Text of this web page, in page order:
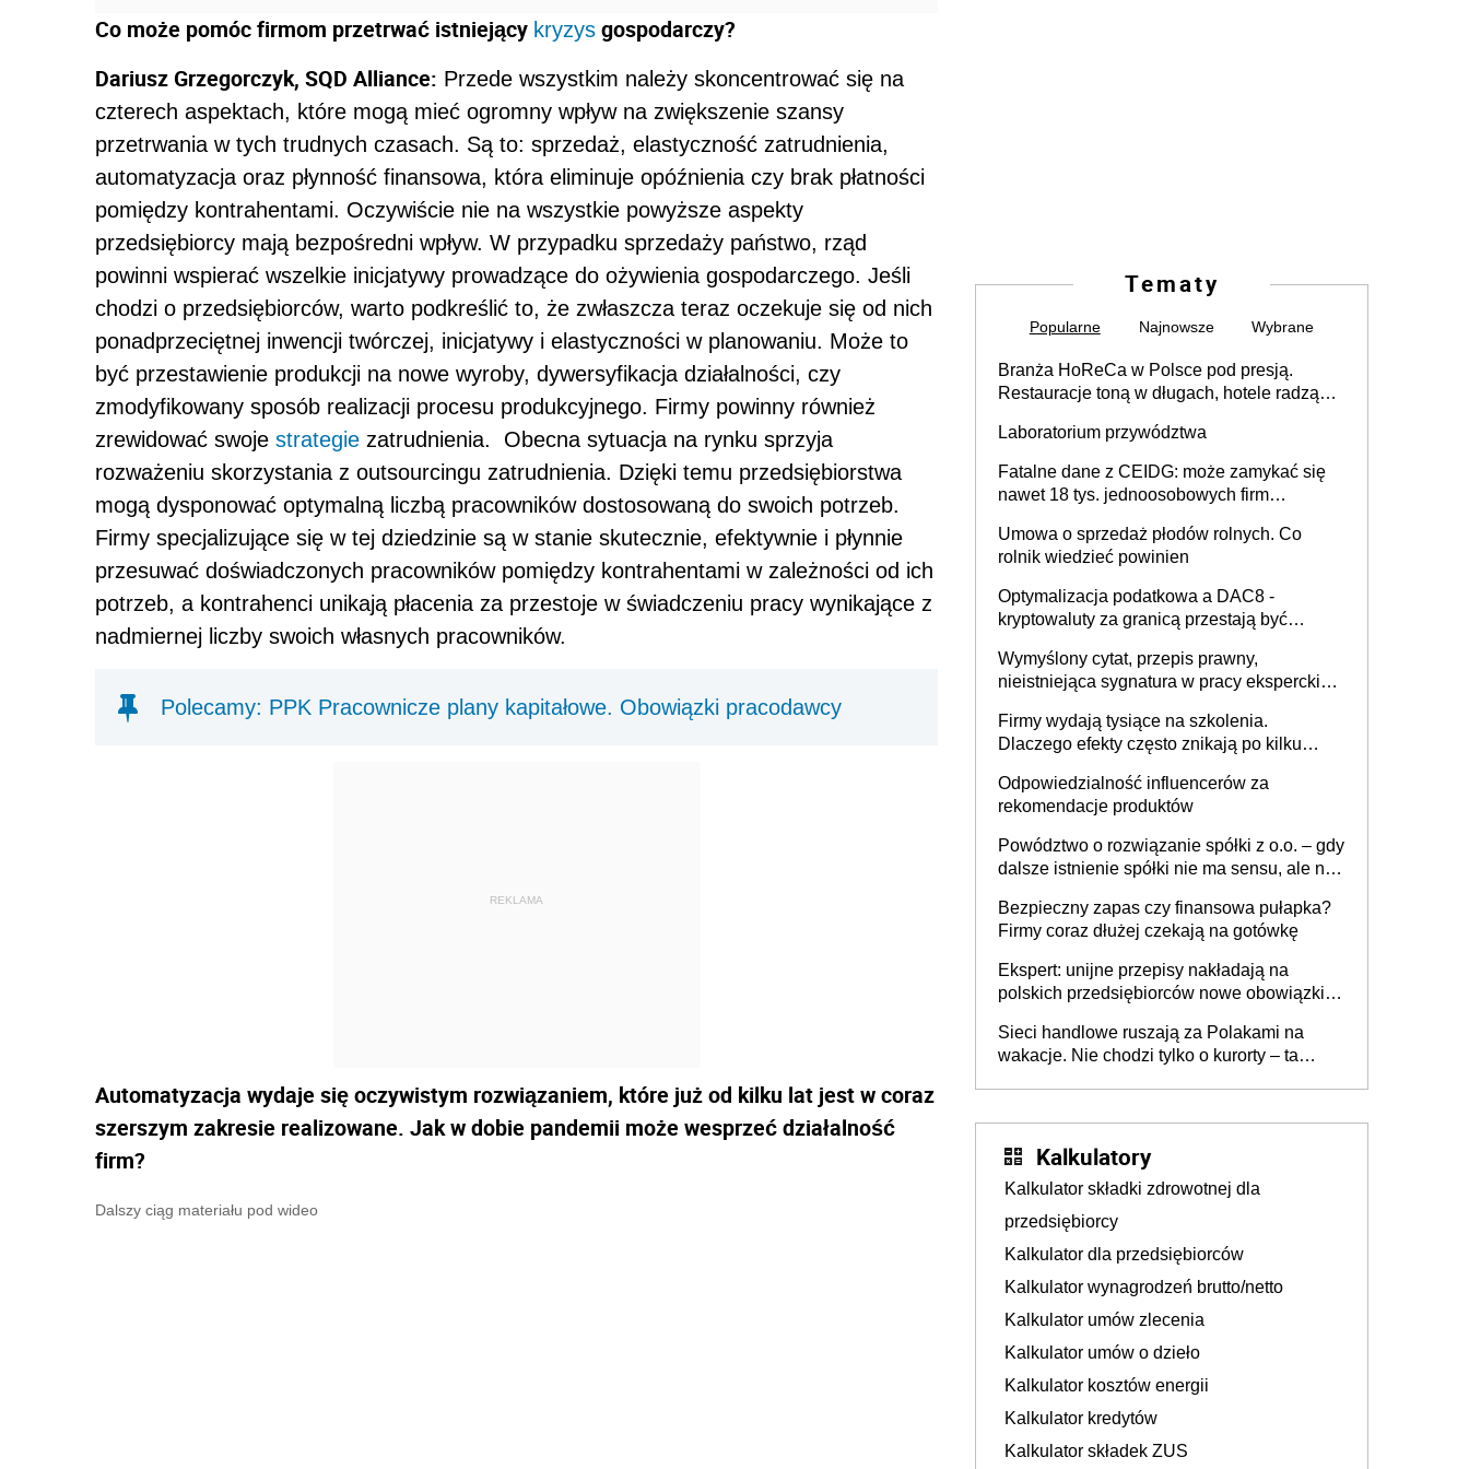
Co może pomóc firmom przetrwać istniejący kryzys gospodarczy?
Dariusz Grzegorczyk, SQD Alliance: Przede wszystkim należy skoncentrować się na
czterech aspektach, które mogą mieć ogromny wpływ na zwiększenie szansy
przetrwania w tych trudnych czasach. Są to: sprzedaż, elastyczność zatrudnienia,
automatyzacja oraz płynność finansowa, która eliminuje opóźnienia czy brak płatności
pomiędzy kontrahentami. Oczywiście nie na wszystkie powyższe aspekty
przedsiębiorcy mają bezpośredni wpływ. W przypadku sprzedaży państwo, rząd
powinni wspierać wszelkie inicjatywy prowadzące do ożywienia gospodarczego. Jeśli
chodzi o przedsiębiorców, warto podkreślić to, że zwłaszcza teraz oczekuje się od nich
ponadprzeciętnej inwencji twórczej, inicjatywy i elastyczności w planowaniu. Może to
być przestawienie produkcji na nowe wyroby, dywersyfikacja działalności, czy
zmodyfikowany sposób realizacji procesu produkcyjnego. Firmy powinny również
zrewidować swoje strategie zatrudnienia. Obecna sytuacja na rynku sprzyja
rozważeniu skorzystania z outsourcingu zatrudnienia. Dzięki temu przedsiębiorstwa
mogą dysponować optymalną liczbą pracowników dostosowaną do swoich potrzeb.
Firmy specjalizujące się w tej dziedzinie są w stanie skutecznie, efektywnie i płynnie
przesuwać doświadczonych pracowników pomiędzy kontrahentami w zależności od ich
potrzeb, a kontrahenci unikają płacenia za przestoje w świadczeniu pracy wynikające z
nadmiernej liczby swoich własnych pracowników.
Polecamy: PPK Pracownicze plany kapitałowe. Obowiązki pracodawcy
REKLAMA
Automatyzacja wydaje się oczywistym rozwiązaniem, które już od kilku lat jest w coraz
szerszym zakresie realizowane. Jak w dobie pandemii może wesprzeć działalność
firm?
Dalszy ciąg materiału pod wideo
Tematy
Popularne Najnowsze Wybrane
Branża HoReCa w Polsce pod presją.
Restauracje toną w długach, hotele radzą
Laboratorium przywództwa
Fatalne dane z CEIDG: może zamykać się
nawet 18 tys. jednoosobowych firm
Umowa o sprzedaż płodów rolnych. Co
rolnik wiedzieć powinien
Optymalizacja podatkowa a DAC8 -
kryptowaluty za granicą przestają być
Wymyślony cytat, przepis prawny,
nieistniejąca sygnatura w pracy eksperckiej -
firmie
Firmy wydają tysiące na szkolenia.
Dlaczego efekty często znikają po kilku
Odpowiedzialność influencerów za
rekomendacje produktów
Powództwo o rozwiązanie spółki z o.o. – gdy
dalsze istnienie spółki nie ma sensu, ale nie
Bezpieczny zapas czy finansowa pułapka?
Firmy coraz dłużej czekają na gotówkę
Ekspert: unijne przepisy nakładają na
polskich przedsiębiorców nowe obowiązki w
Sieci handlowe ruszają za Polakami na
wakacje. Nie chodzi tylko o kurorty – ta
Kalkulatory
Kalkulator składki zdrowotnej dla
przedsiębiorcy
Kalkulator dla przedsiębiorców
Kalkulator wynagrodzeń brutto/netto
Kalkulator umów zlecenia
Kalkulator umów o dzieło
Kalkulator kosztów energii
Kalkulator kredytów
Kalkulator składek ZUS